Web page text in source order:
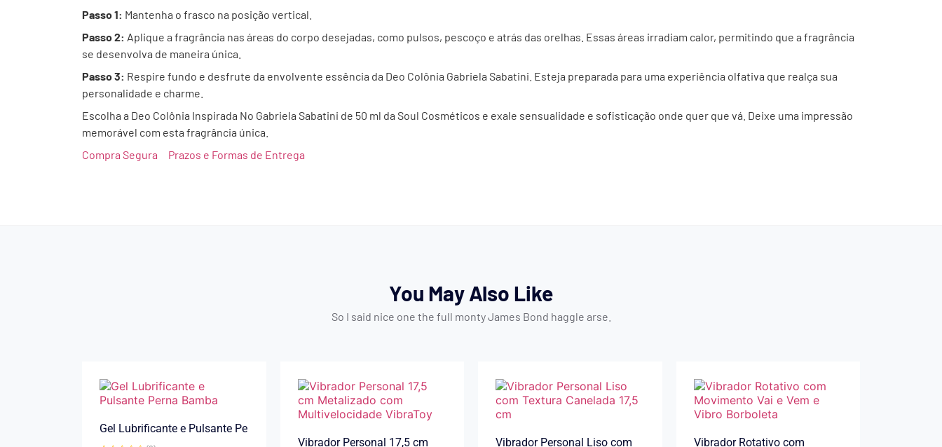
Passo 1: Mantenha o frasco na posição vertical.
Passo 2: Aplique a fragrância nas áreas do corpo desejadas, como pulsos, pescoço e atrás das orelhas. Essas áreas irradiam calor, permitindo que a fragrância
se desenvolva de maneira única.
Passo 3: Respire fundo e desfrute da envolvente essência da Deo Colônia Gabriela Sabatini. Esteja preparada para uma experiência olfativa que realça sua
personalidade e charme.
Escolha a Deo Colônia Inspirada No Gabriela Sabatini de 50 ml da Soul Cosméticos e exale sensualidade e sofisticação onde quer que vá. Deixe uma impressão
memorável com esta fragrância única.
Compra Segura
Prazos e Formas de Entrega
You May Also Like
So I said nice one the full monty James Bond haggle arse.
Gel Lubrificante e Pulsante Pe
Vibrador Personal 17,5 cm
Vibrador Personal Liso com
Vibrador Rotativo com